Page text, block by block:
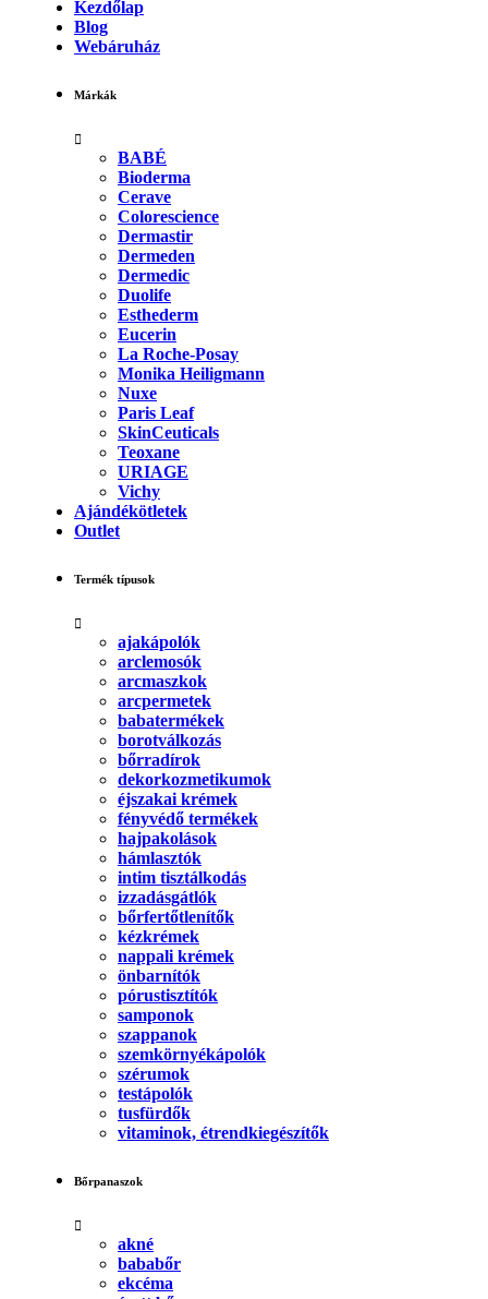
Kezdőlap
Blog
Webáruház
Márkák
BABÉ
Bioderma
Cerave
Colorescience
Dermastir
Dermeden
Dermedic
Duolife
Esthederm
Eucerin
La Roche-Posay
Monika Heiligmann
Nuxe
Paris Leaf
SkinCeuticals
Teoxane
URIAGE
Vichy
Ajándékötletek
Outlet
Termék típusok
ajakápolók
arclemosók
arcmaszkok
arcpermetek
babatermékek
borotválkozás
bőrradírok
dekorkozmetikumok
éjszakai krémek
fényvédő termékek
hajpakolások
hámlasztók
intim tisztálkodás
izzadásgátlók
bőrfertőtlenítők
kézkrémek
nappali krémek
önbarnítók
pórustisztítók
samponok
szappanok
szemkörnyékápolók
szérumok
testápolók
tusfürdők
vitaminok, étrendkiegészítők
Bőrpanaszok
akné
bababőr
ekcéma